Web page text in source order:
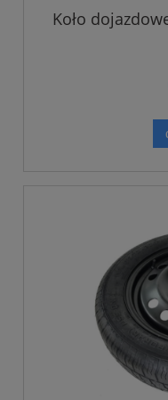
Koło